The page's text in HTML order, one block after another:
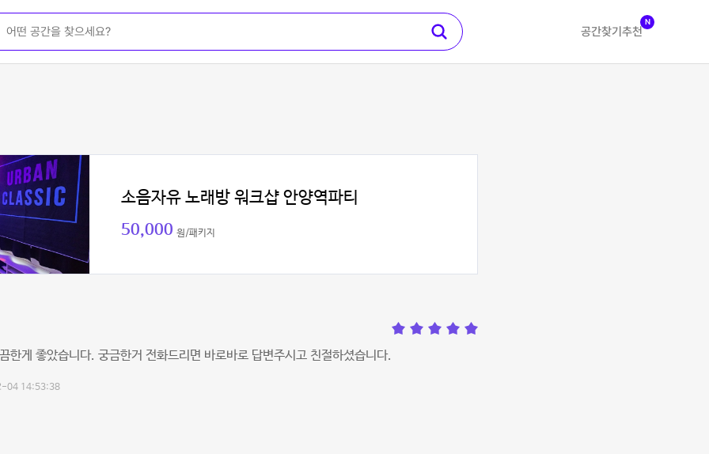
공간찾기 추천
N
소음자유 노래방 워크샵 안양역파티
50,000 원/패키지
한게 좋았습니다. 궁금한거 전화드리면 바로바로 답변주시고 친절하셨습니다.
04 14:53:38